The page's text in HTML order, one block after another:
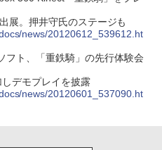
展。押井守氏のステージも
news/20120612_539612.ht
フト、「重鉄騎」の先行体験会
デモプレイを披露
news/20120601_537090.ht